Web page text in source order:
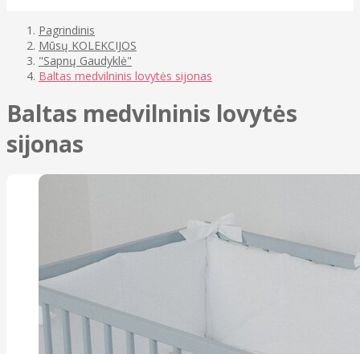
Pagrindinis
Mūsų KOLEKCIJOS
"Sapnų Gaudyklė"
Baltas medvilninis lovytės sijonas
Baltas medvilninis lovytės
sijonas